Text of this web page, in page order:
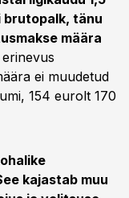
brutopalk, tänu
määra
erinevus
ei muudetud
154 eurolt 170
kajastab muu